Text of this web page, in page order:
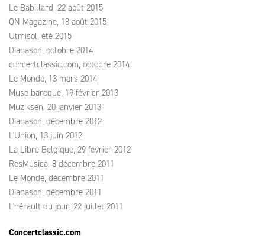
Le Babillard, 22 août 2015
ON Magazine, 18 août 2015
Utmisol, été 2015
Diapason, octobre 2014
concertclassic.com, octobre 2014
Le Monde, 13 mars 2014
Muse baroque, 19 février 2013
Muziksen, 20 janvier 2013
Diapason, décembre 2012
L'Union, 13 juin 2012
La Libre Belgique, 29 février 2012
ResMusica, 8 décembre 2011
Le Monde, décembre 2011
Diapason, décembre 2011
L'hérault du jour, 22 juillet 2011
Concertclassic.com